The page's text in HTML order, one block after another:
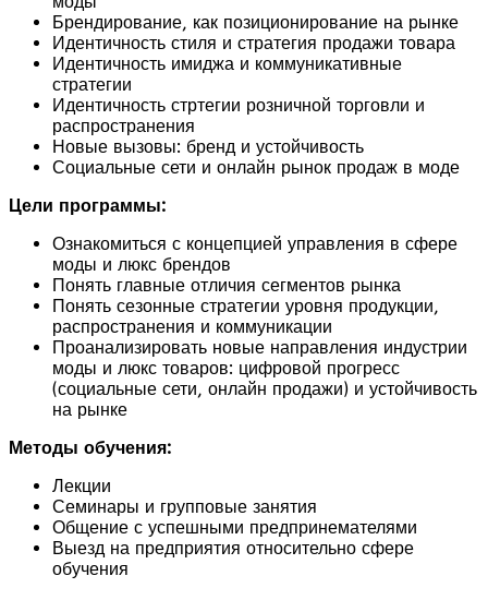
Брендирование, как позиционирование на рынке
Идентичность стиля и стратегия продажи товара
Идентичность имиджа и коммуникативные
стратегии
Идентичность стртегии розничной торговли и
распространения
Новые вызовы: бренд и устойчивость
Социальные сети и онлайн рынок продаж в моде
Цели программы:
Ознакомиться с концепцией управления в сфере
моды и люкс брендов
Понять главные отличия сегментов рынка
Понять сезонные стратегии уровня продукции,
распространения и коммуникации
Проанализировать новые направления индустрии
моды и люкс товаров: цифровой прогресс
(социальные сети, онлайн продажи) и устойчивость
на рынке
Методы обучения:
Лекции
Семинары и групповые занятия
Общение с успешными предпринемателями
Выезд на предприятия относительно сфере
обучения